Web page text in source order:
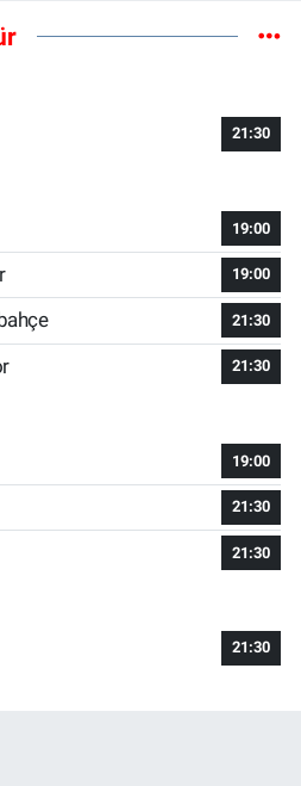
21:30
19:00
19:00
21:30
21:30
19:00
21:30
21:30
21:30